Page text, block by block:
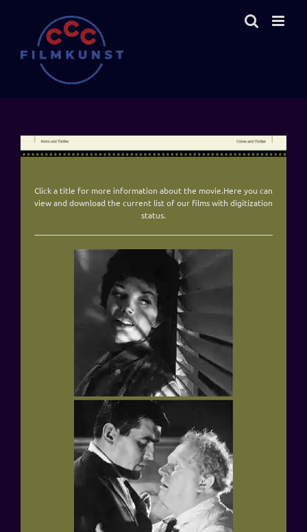
springen
Click a title for more information about the movie.Here you can
view and download the current list of our films with digitization
status.